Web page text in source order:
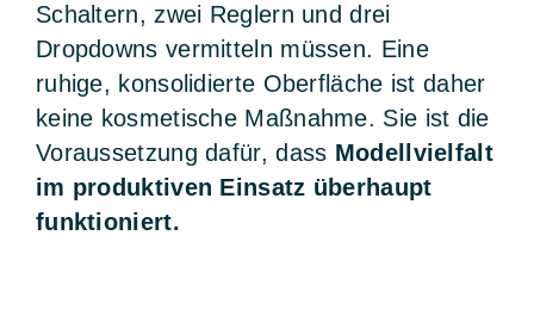
Schaltern, zwei Reglern und drei
Dropdowns vermitteln müssen. Eine
ruhige, konsolidierte Oberfläche ist daher
keine kosmetische Maßnahme. Sie ist die
Voraussetzung dafür, dass Modellvielfalt
im produktiven Einsatz überhaupt
funktioniert.